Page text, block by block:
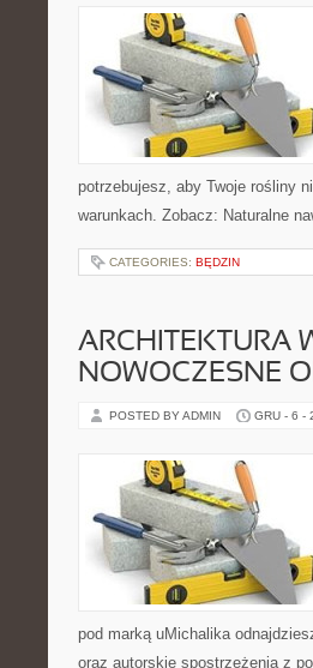
potrzebujesz, aby Twoje rośliny
warunkach. Zobacz: Naturalne
CATEGORIES: BĘDZIN
ARCHITEKTURA
NOWOCZESNE
POSTED BY ADMIN GRU - 6 -
pod marką uMichalika
oraz autorskie spostrzeżenia z